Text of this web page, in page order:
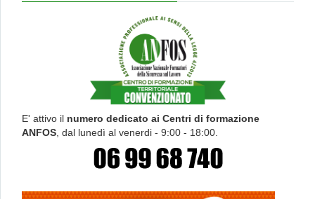
E' attivo il numero dedicato ai Centri di formazione
ANFOS , dal lunedì al venerdi - 9:00 - 18:00.